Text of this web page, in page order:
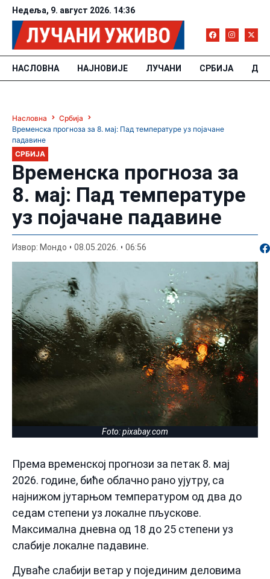
Недеља, 9. август 2026. 14:36
НАСЛОВНА НАЈНОВИЈЕ ЛУЧАНИ СРБИЈА
Насловна
Србија
Временска прогноза за 8. мај: Пад температуре уз појачане
падавине
СРБИЈА
Временска прогноза за
8. мај: Пад температуре
уз појачане падавине
Извор: Мондо 08.05.2026. 06:56
Foto: pixabay.com
Према временској прогнози за петак 8. мај
2026. године, биће облачно рано ујутру, са
најнижом јутарњом температуром од два до
седам степени уз локалне пљускове.
Максимална дневна од 18 до 25 степени уз
слабије локалне падавине.
Дуваће слабији ветар у појединим деловима